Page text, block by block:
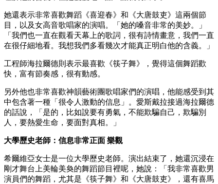
她還表示非常喜歡舞蹈《喜迎春》和《大唐鼓吏》這兩個節
目，以及女高音歌唱家的演唱。「她的嗓音非常的美妙。」
「我們也一直在觀看天幕上的歌詞，很有詩情畫意，我們一直
在很仔細地看。我想我們多看幾次才能真正明白他的含義。」
工程師海拉爾德則表示最喜歡《筷子舞》，覺得這個舞蹈歡
快，富有節奏感，很有動感。
另外他也非常喜歡神韻藝術團歌唱家們的演唱，他能感受到其
中包含著一種「很令人激動的信息」。愛斯戴拉接過海拉爾德
的話說，「是的，比如說要有勇氣，不能欺騙自己，欺騙別
人，要熱愛生命，要面對真相。」
大學歷史老師：信息非常正面 樂觀
希爾維亞女士是一位大學歷史老師。演出結束了，她還沉浸在
剛才舞台上美輪美奐的舞蹈節目裡呢，她說：「我非常喜歡男
演員們的舞蹈，尤其是《筷子舞》和《大唐鼓吏》，還有喜馬